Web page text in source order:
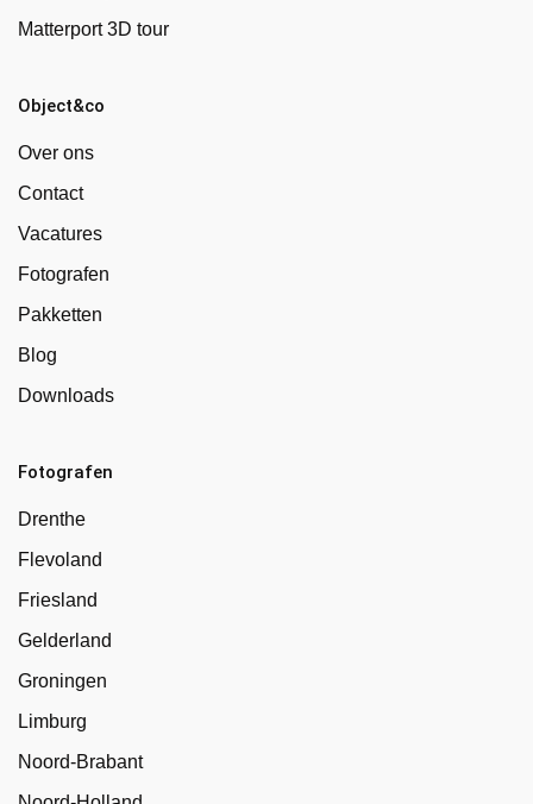
Matterport 3D tour
Object&co
Over ons
Contact
Vacatures
Fotografen
Pakketten
Blog
Downloads
Fotografen
Drenthe
Flevoland
Friesland
Gelderland
Groningen
Limburg
Noord-Brabant